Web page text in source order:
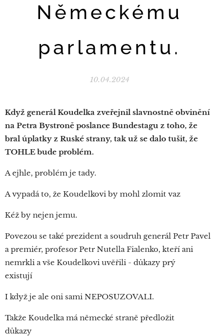
Německému
parlamentu.
10.04.2024
Když generál Koudelka zveřejnil slavnostně obvinění
na Petra Bystroně poslance Bundestagu z toho, že
bral úplatky z Ruské strany, tak už se dalo tušit, že
TOHLE bude problém.
A ejhle, problém je tady.
A vypadá to, že Koudelkovi by mohl zlomit vaz‼‼
Kéž by nejen jemu.
Povezou se také prezident a soudruh generál Petr Pavel
a premiér, profesor Petr Nutella Fialenko, kteří ani
nemrkli a vše Koudelkovi uvěřili - důkazy prý
existují⁉
I když je ale oni sami NEPOSUZOVALI.
Takže Koudelka má německé straně předložit
důkazy‼‼